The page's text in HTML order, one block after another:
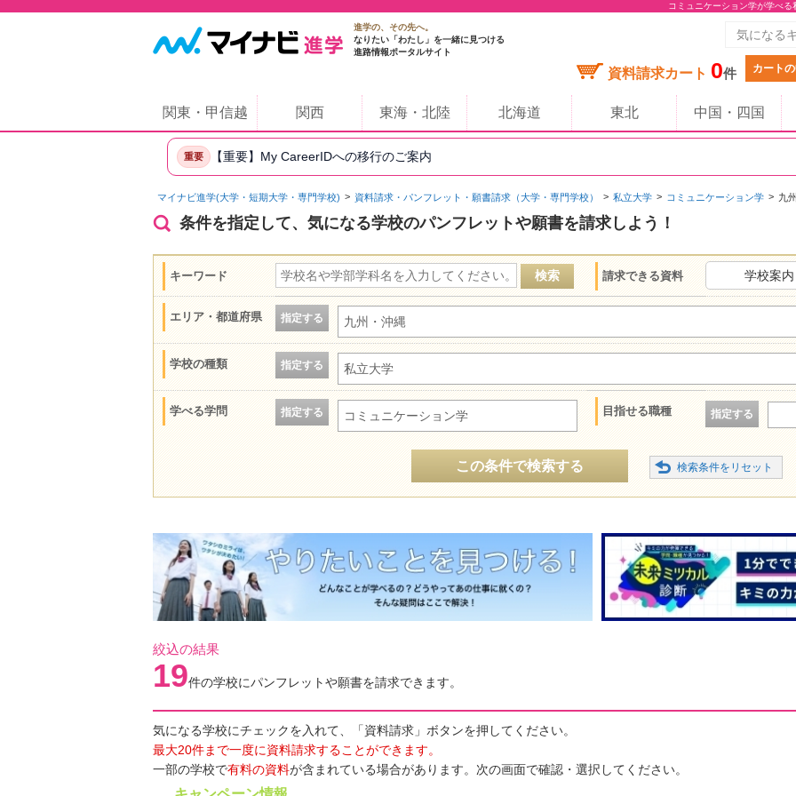
コミュニケーション学が学べ
進学の、その先へ。
なりたい「わたし」を一緒に見つける
進路情報ポータルサイト
資料請求カート 0件 カート
関東・甲信越 関西 東海・北陸 北海道 東北 中国・四国
重要 【重要】My CareerIDへの移行のご案内
マイナビ進学(大学・短期大学・専門学校) 資料請求・パンフレット・願書請求（大学・専門学校） 私立大学 コミュニケーション学 九
条件を指定して、気になる学校のパンフレットや願書を請求しよう！
キーワード 請求できる資料 学校案内
エリア・都道府県 指定する 九州・沖縄
学校の種類 指定する 私立大学
学べる学問 指定する コミュニケーション学 目指せる職種 指定する
この条件で検索する
絞込の結果
19件の学校にパンフレットや願書を請求できます。
気になる学校にチェックを入れて、「資料請求」ボタンを押してください。
最大20件まで一度に資料請求することができます。
一部の学校で有料の資料が含まれている場合があります。次の画面で確認・選択してください。